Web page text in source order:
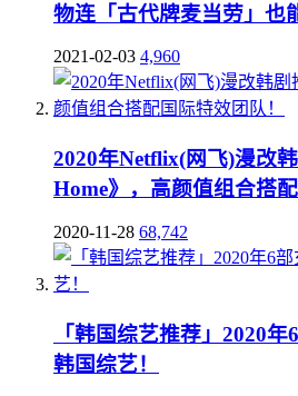
物连「古代牌麦当劳」也
2021-02-03 4,960
2020年Netflix(网飞)漫改
Home》，高颜值组合搭
2020-11-28 68,742
「韩国综艺推荐」2020
韩国综艺！